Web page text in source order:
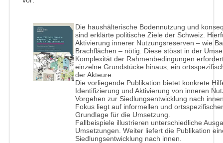
Die haushälterische Bodennutzung und
sind erklärte politische Ziele der Schweiz.
Aktivierung innerer Nutzungsreserven – wie
Brachflächen – nötig. Diese stösst in der
Komplexität der Rahmenbedingungen
einzelne Grundstücke hinaus, ein
der Akteure.
Die vorliegende Publikation bietet konkrete
Identifizierung und Aktivierung von inneren
Vorgehen zur Siedlungsentwicklung nach
Fokus liegt auf informellen und
Grundlage für die Umsetzung.
Fallbeispiele illustrieren unterschiedliche
Umsetzungen. Weiter liefert die Publikation
Siedlungsentwicklung nach innen.